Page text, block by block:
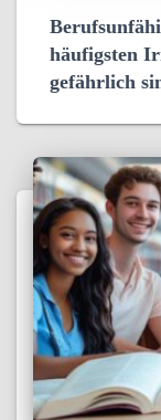
häufigsten
gefährlich